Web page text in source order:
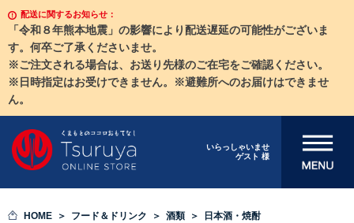
配送に関するお知らせ：
「令和８年熊本地震」の影響により配送遅延の可能性がございま
す。何卒ご了承くださいませ。
※ご注文される場合は、お送り先様のご在宅をご確認ください。
※日時指定はお受けできません。※避難所へのお届けはできませ
ん。
いらっしゃいませ
ゲスト 様
メニューを開
HOME フード＆ドリンク 酒類 日本酒・焼酎